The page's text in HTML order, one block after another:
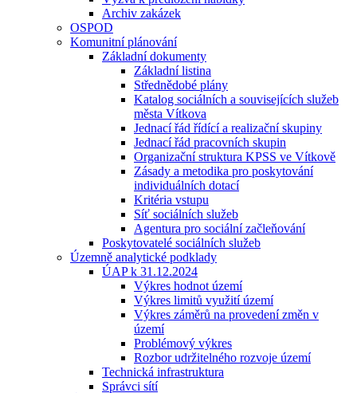
Archiv zakázek
OSPOD
Komunitní plánování
Základní dokumenty
Základní listina
Střednědobé plány
Katalog sociálních a souvisejících služeb
města Vítkova
Jednací řád řídící a realizační skupiny
Jednací řád pracovních skupin
Organizační struktura KPSS ve Vítkově
Zásady a metodika pro poskytování
individuálních dotací
Kritéria vstupu
Síť sociálních služeb
Agentura pro sociální začleňování
Poskytovatelé sociálních služeb
Územně analytické podklady
ÚAP k 31.12.2024
Výkres hodnot území
Výkres limitů využití území
Výkres záměrů na provedení změn v
území
Problémový výkres
Rozbor udržitelného rozvoje území
Technická infrastruktura
Správci sítí